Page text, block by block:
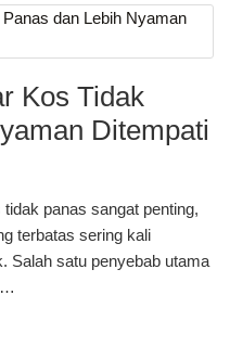
Kos Tidak
Ditempati
panas sangat penting,
terbatas sering kali
Salah satu penyebab utama
…